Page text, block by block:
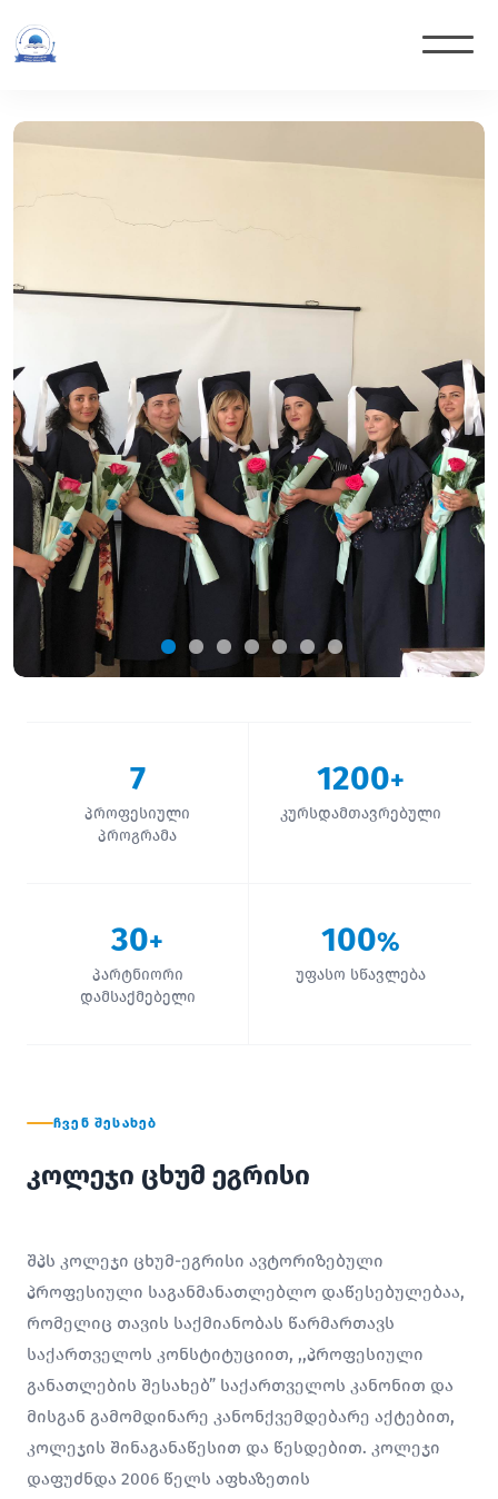
7
პროფესიული
პროგრამა
1200+
კურსდამთავრებული
30+
პარტნიორი
დამსაქმებელი
100%
უფასო სწავლება
ᲩᲕᲔᲜ ᲨᲔᲡᲐᲮᲔᲑ
კოლეჯი ცხუმ ეგრისი
შპს კოლეჯი ცხუმ-ეგრისი ავტორიზებული
პროფესიული საგანმანათლებლო დაწესებულებაა,
რომელიც თავის საქმიანობას წარმართავს
საქართველოს კონსტიტუციით, ,,პროფესიული
განათლების შესახებ” საქართველოს კანონით და
მისგან გამომდინარე კანონქვემდებარე აქტებით,
კოლეჯის შინაგანაწესით და წესდებით. კოლეჯი
დაფუძნდა 2006 წელს აფხაზეთის